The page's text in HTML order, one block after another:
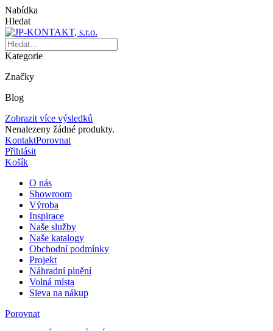
Nabídka
Hledat
Kategorie
Značky
Blog
Zobrazit více výsledků
Nenalezeny žádné produkty.
KontaktPorovnat
Přihlásit
Košík
O nás
Showroom
Výroba
Inspirace
Naše služby
Naše katalogy
Obchodní podmínky
Projekt
Náhradní plnění
Volná místa
Sleva na nákup
Porovnat